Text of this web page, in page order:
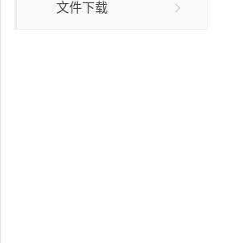
文件下载